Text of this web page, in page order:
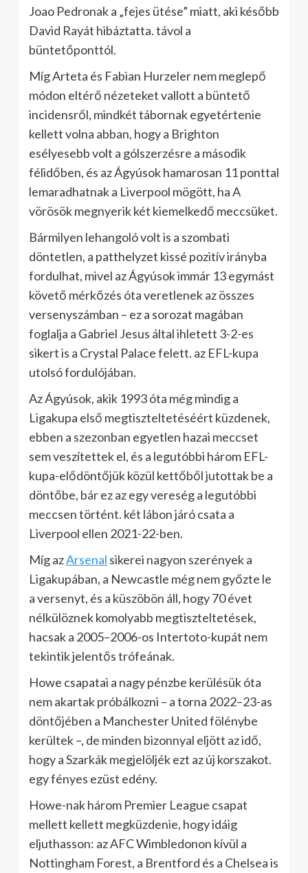
Joao Pedronak a „fejes ütése” miatt, aki később
David Rayát hibáztatta. távol a
büntetőponttól.
Míg Arteta és Fabian Hurzeler nem meglepő
módon eltérő nézeteket vallott a büntető
incidensről, mindkét tábornak egyetértenie
kellett volna abban, hogy a Brighton
esélyesebb volt a gólszerzésre a második
félidőben, és az Ágyúsok hamarosan 11 ponttal
lemaradhatnak a Liverpool mögött, ha A
vörösök megnyerik két kiemelkedő meccsüket.
Bármilyen lehangoló volt is a szombati
döntetlen, a patthelyzet kissé pozitív irányba
fordulhat, mivel az Ágyúsok immár 13 egymást
követő mérkőzés óta veretlenek az összes
versenyszámban – ez a sorozat magában
foglalja a Gabriel Jesus által ihletett 3-2-es
sikert is a Crystal Palace felett. az EFL-kupa
utolsó fordulójában.
Az Ágyúsok, akik 1993 óta még mindig a
Ligakupa első megtiszteltetéséért küzdenek,
ebben a szezonban egyetlen hazai meccset
sem veszítettek el, és a legutóbbi három EFL-
kupa-elődöntőjük közül kettőből jutottak be a
döntőbe, bár ez az egy vereség a legutóbbi
meccsen történt. két lábon járó csata a
Liverpool ellen 2021-22-ben.
Míg azArsenal sikerei nagyon szerények a
Ligakupában, a Newcastle még nem győzte le
a versenyt, és a küszöbön áll, hogy 70 évet
nélkülöznek komolyabb megtiszteltetések,
hacsak a 2005–2006-os Intertoto-kupát nem
tekintik jelentős trófeának.
Howe csapatai a nagy pénzbe kerülésük óta
nem akartak próbálkozni – a torna 2022–23-as
döntőjében a Manchester United fölénybe
kerültek –, de minden bizonnyal eljött az idő,
hogy a Szarkák megjelöljék ezt az új korszakot.
egy fényes ezüst edény.
Howe-nak három Premier League csapat
mellett kellett megküzdenie, hogy idáig
eljuthasson: az AFC Wimbledonon kívül a
Nottingham Forest, a Brentford és a Chelsea is